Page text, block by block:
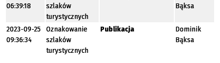
06:39:18
szlaków
turystycznych
Bąksa
2023-09-25
09:36:34
Oznakowanie
szlaków
turystycznych
Publikacja
Dominik
Bąksa